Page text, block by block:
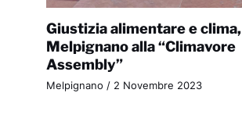
Giustizia alimentare e clima,
Melpignano alla “Climavore
Assembly”
Melpignano / 2 Novembre 2023